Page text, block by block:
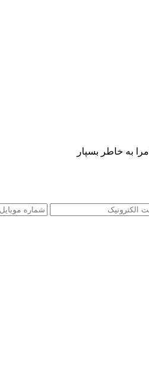
مرا به خاطر بسپار